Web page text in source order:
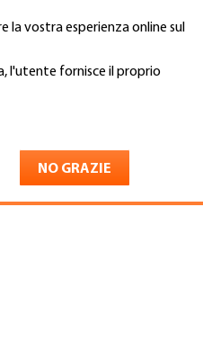
la vostra esperienza online sul
l'utente fornisce il proprio
NO GRAZIE
ferblanterie